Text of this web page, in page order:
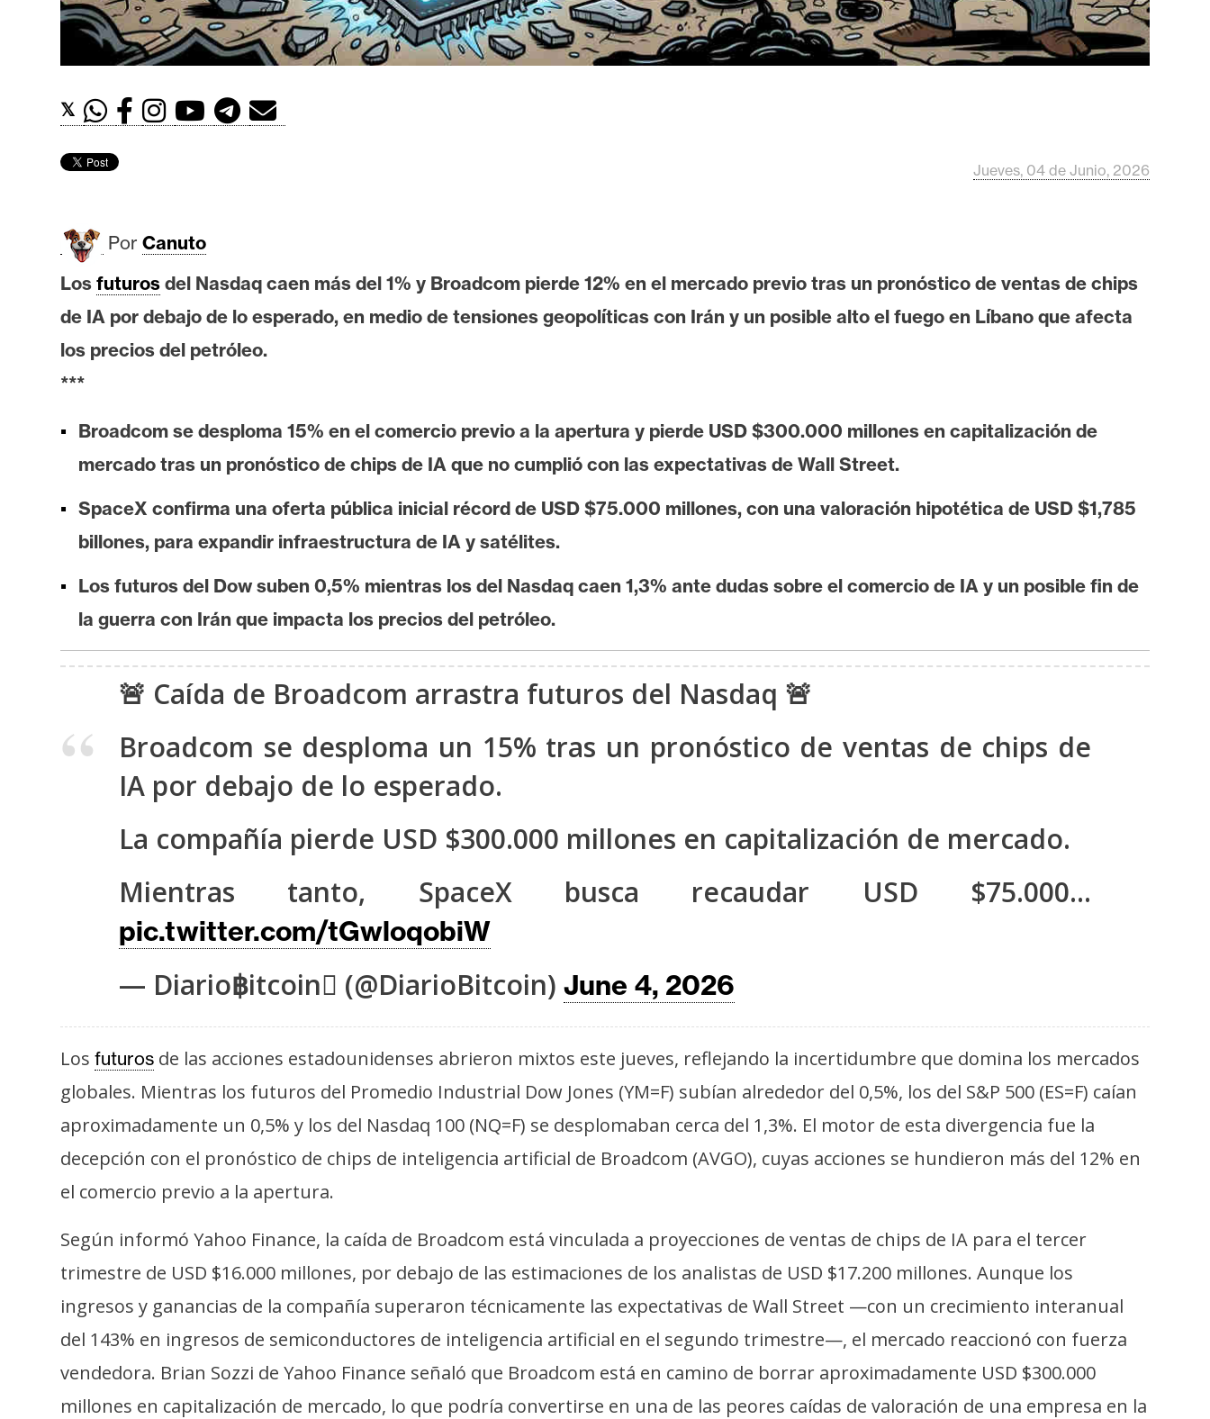
t
e
e
m
I
A
A
n
l
s
s
d
r
R
e
c
u
r
s
s
C
o
n
t
a
𝕏
Jueves, 04 de Junio, 2026
Por Canuto
Los futuros del Nasdaq caen más del 1% y Broadcom pierde 12% en el mercado previo tras un pronóstico de ventas de chips
de IA por debajo de lo esperado, en medio de tensiones geopolíticas con Irán y un posible alto el fuego en Líbano que afecta
los precios del petróleo.
***
Broadcom se desploma 15% en el comercio previo a la apertura y pierde USD $300.000 millones en capitalización de
mercado tras un pronóstico de chips de IA que no cumplió con las expectativas de Wall Street.
SpaceX confirma una oferta pública inicial récord de USD $75.000 millones, con una valoración hipotética de USD $1,785
billones, para expandir infraestructura de IA y satélites.
Los futuros del Dow suben 0,5% mientras los del Nasdaq caen 1,3% ante dudas sobre el comercio de IA y un posible fin de
la guerra con Irán que impacta los precios del petróleo.
🚨 Caída de Broadcom arrastra futuros del Nasdaq 🚨
Broadcom se desploma un 15% tras un pronóstico de ventas de chips de
IA por debajo de lo esperado.
La compañía pierde USD $300.000 millones en capitalización de mercado.
Mientras tanto, SpaceX busca recaudar USD $75.000…
pic.twitter.com/tGwloqobiW
— Diario฿itcoin (@DiarioBitcoin) June 4, 2026
Los futuros de las acciones estadounidenses abrieron mixtos este jueves, reflejando la incertidumbre que domina los mercados
globales. Mientras los futuros del Promedio Industrial Dow Jones (YM=F) subían alrededor del 0,5%, los del S&P 500 (ES=F) caían
aproximadamente un 0,5% y los del Nasdaq 100 (NQ=F) se desplomaban cerca del 1,3%. El motor de esta divergencia fue la
decepción con el pronóstico de chips de inteligencia artificial de Broadcom (AVGO), cuyas acciones se hundieron más del 12% en
el comercio previo a la apertura.
Según informó Yahoo Finance, la caída de Broadcom está vinculada a proyecciones de ventas de chips de IA para el tercer
trimestre de USD $16.000 millones, por debajo de las estimaciones de los analistas de USD $17.200 millones. Aunque los
ingresos y ganancias de la compañía superaron técnicamente las expectativas de Wall Street —con un crecimiento interanual
del 143% en ingresos de semiconductores de inteligencia artificial en el segundo trimestre—, el mercado reaccionó con fuerza
vendedora. Brian Sozzi de Yahoo Finance señaló que Broadcom está en camino de borrar aproximadamente USD $300.000
millones en capitalización de mercado, lo que podría convertirse en una de las peores caídas de valoración de una empresa en la